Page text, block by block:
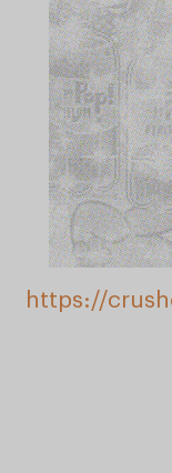
https://